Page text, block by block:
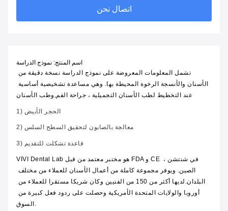
اتصال نحن
اسم المنتج: نموذج الدراسة
عند التخطيط لطب الأسنان التجميلية ، جراحة الفم,وطب الأسنان
1) الحجر الأبيض
2) معالجة بالصابون لتحقيق السطح السلس
3) قاعدة تشكلت للتقديم
VIVI Dental Lab هو مختبر معتمد من قبل FDA و CE في شنتشن ،
السوق.